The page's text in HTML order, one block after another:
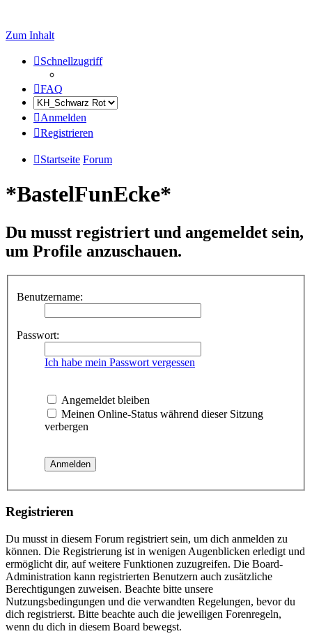
Zum Inhalt
Schnellzugriff
FAQ
Anmelden
Registrieren
Startseite Forum
*BastelFunEcke*
Du musst registriert und angemeldet sein,
um Profile anzuschauen.
Benutzername:
Passwort:
Ich habe mein Passwort vergessen
Angemeldet bleiben
Meinen Online-Status während dieser Sitzung
verbergen
Registrieren
Du musst in diesem Forum registriert sein, um dich anmelden zu
können. Die Registrierung ist in wenigen Augenblicken erledigt und
ermöglicht dir, auf weitere Funktionen zuzugreifen. Die Board-
Administration kann registrierten Benutzern auch zusätzliche
Berechtigungen zuweisen. Beachte bitte unsere
Nutzungsbedingungen und die verwandten Regelungen, bevor du
dich registrierst. Bitte beachte auch die jeweiligen Forenregeln,
wenn du dich in diesem Board bewegst.